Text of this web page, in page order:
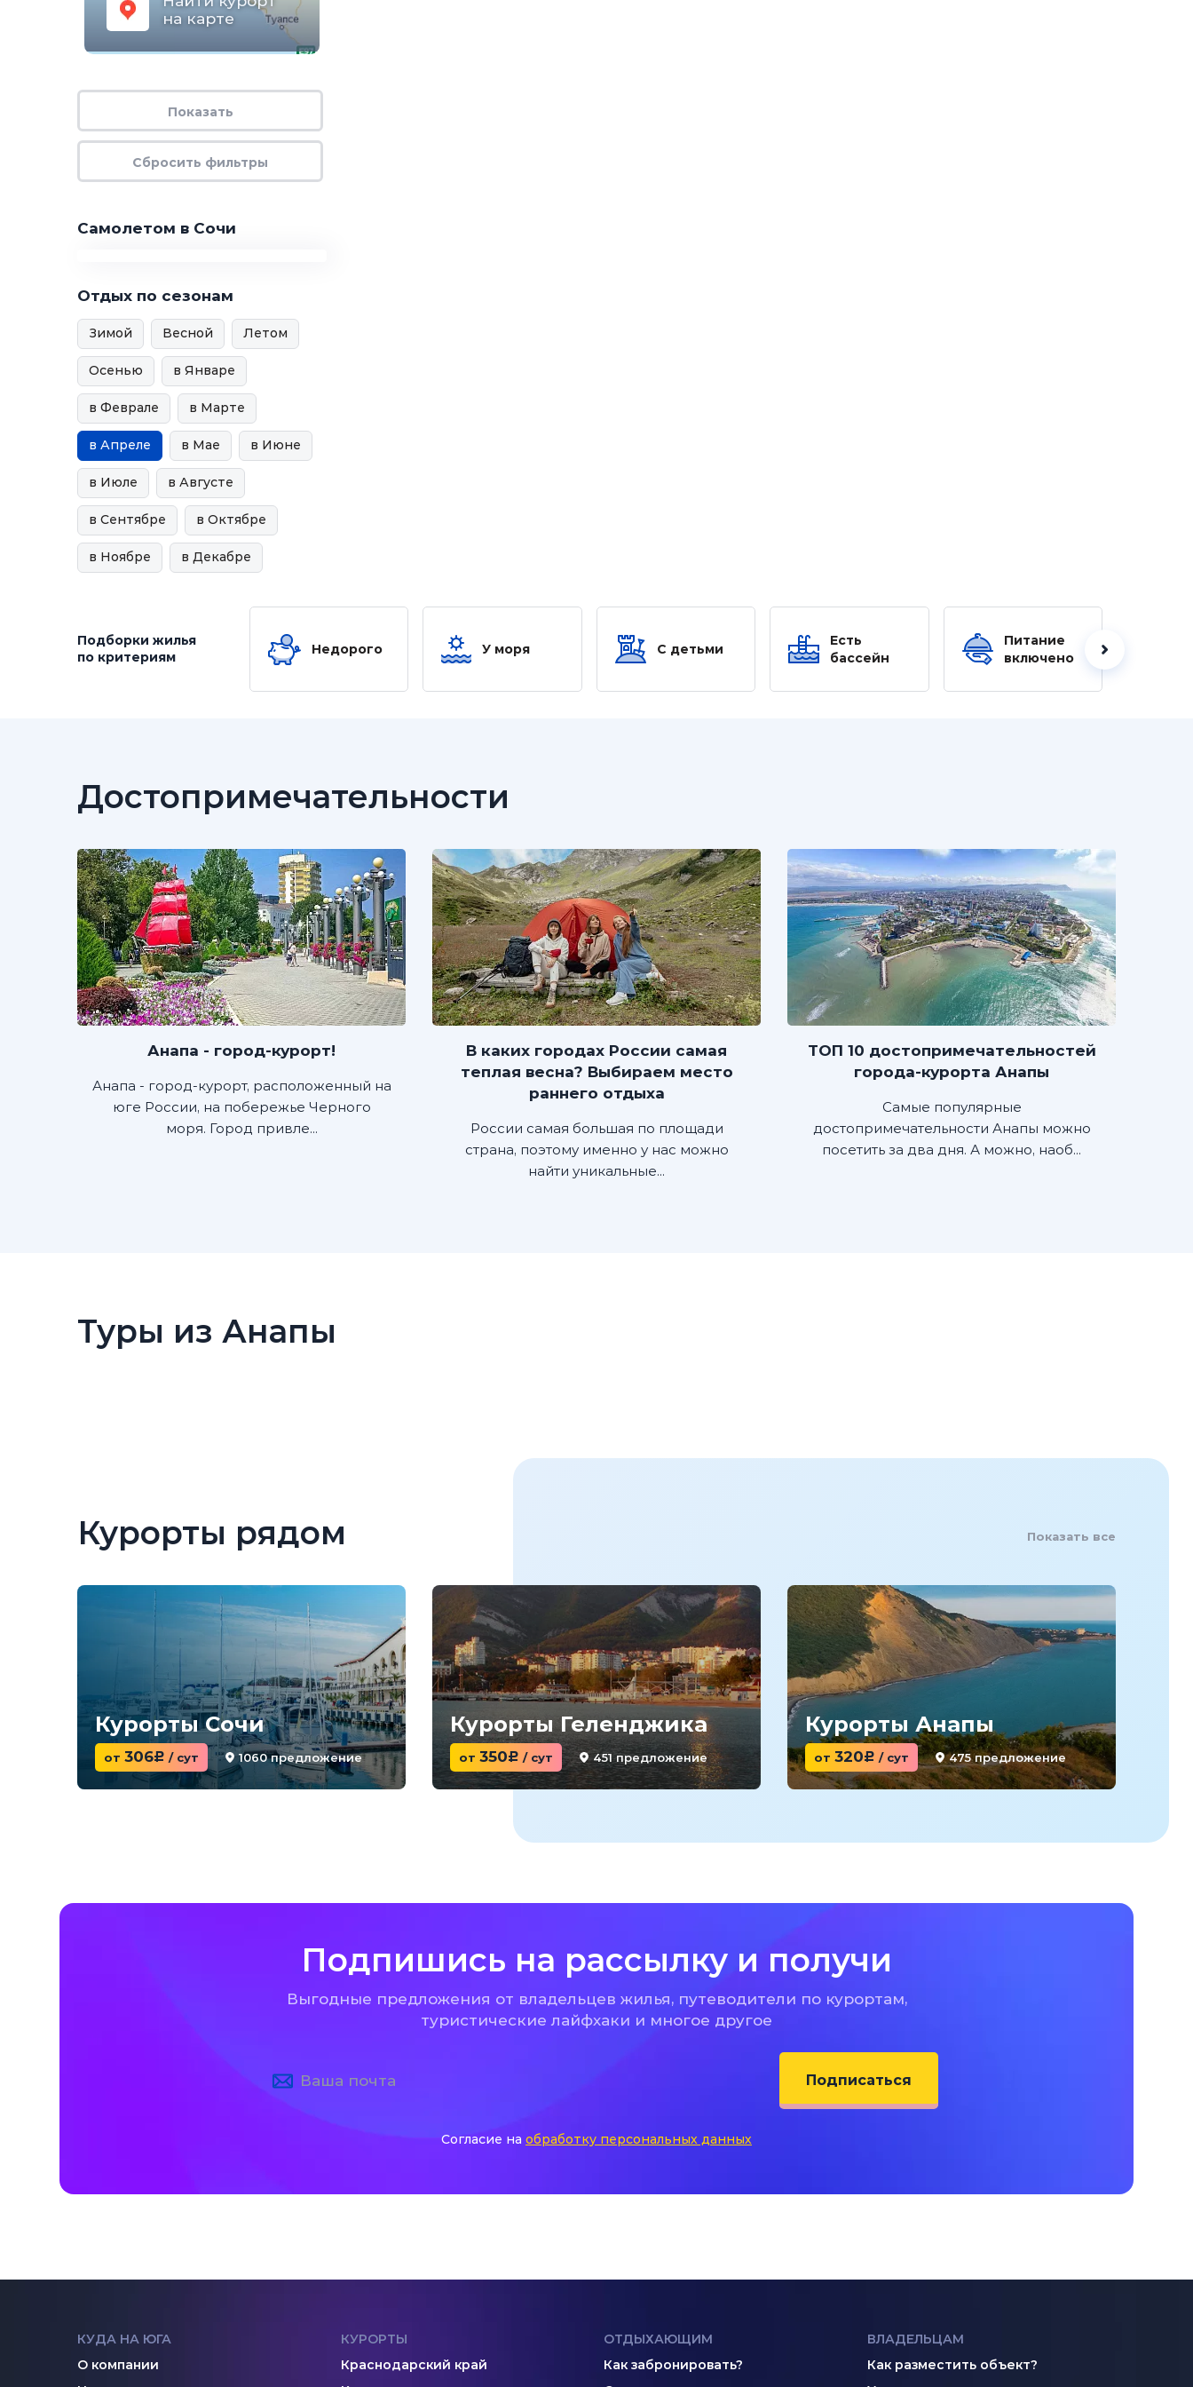
на карте
Самолетом в Сочи
Отдых по сезонам
Зимой Весной Летом
Осенью в Январе
в Феврале в Марте
в Апреле в Мае в Июне
в Июле в Августе
в Сентябре в Октябре
в Ноябре в Декабре
Подборки жилья
по критериям
Недорого У моря С детьми
Есть
бассейн
Питание
включено
Достопримечательности
Анапа - город-курорт!
Анапа - город-курорт, расположенный на
юге России, на побережье Черного
моря. Город привле...
В каких городах России самая
теплая весна? Выбираем место
раннего отдыха
России самая большая по площади
страна, поэтому именно у нас можно
найти уникальные...
ТОП 10 достопримечательностей
города-курорта Анапы
Самые популярные
достопримечательности Анапы можно
посетить за два дня. А можно, наоб...
Туры из Анапы
Курорты рядом
Курорты Сочи
от 306c / сут 1060 предложение
Курорты Геленджика
от 350c / сут 451 предложение
Курорты Анапы
от 320c / сут 475 предложение
Показать все
Подпишись на рассылку и получи
Выгодные предложения от владельцев жилья, путеводители по курортам,
туристические лайфхаки и многое другое
Подписаться
Согласие на обработку персональных данных
КУДА НА ЮГА
О компании
КУРОРТЫ
Краснодарский край
ОТДЫХАЮЩИМ
Как забронировать?
ВЛАДЕЛЬЦАМ
Как разместить объект?